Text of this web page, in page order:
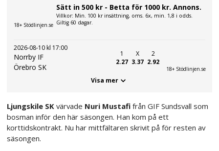
18+ Stödlinjen.se
Sätt in 500 kr - Betta för 1000 kr. Annons.
Villkor: Min. 100 kr insättning, oms. 6x, min. 1,8 i odds.
Giltig 60 dagar.
2026-08-10 kl 17:00
Norrby IF
Örebro SK
1
2.27
X
3.37
2
2.92
18+ Stödlinjen.se
Visa mer
Ljungskile SK värvade Nuri Mustafi från GIF Sundsvall som
bosman inför den här säsongen. Han kom på ett
korttidskontrakt. Nu har mittfältaren skrivit på för resten av
säsongen.